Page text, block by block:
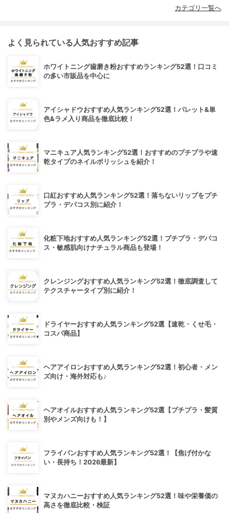
カテゴリ一覧へ
よく見られている人気おすすめ記事
ホワイトニング歯磨き粉おすすめランキング52選！口コミ
の多い市販品を中心に
アイシャドウおすすめ人気ランキング52選！パレット&単
色&ラメ入り商品を徹底比較！
マニキュア人気ランキング52選！おすすめのプチプラや速
乾タイプのネイルポリッシュを紹介！
口紅おすすめ人気ランキング52選！落ちないリップをプチ
プラ・デパコス別に紹介！
化粧下地おすすめ人気ランキング52選！プチプラ・デパコ
ス・敏感肌向けナチュラル商品も登場！
クレンジングおすすめ人気ランキング52選！徹底調査して
テクスチャータイプ別に紹介！
ドライヤーおすすめ人気ランキング52選【速乾・くせ毛・
コスパ商品】
ヘアアイロンおすすめ人気ランキング52選！初心者・メン
ズ向け・海外対応も♪
ヘアオイルおすすめ人気ランキング52選【プチプラ・髪質
別やメンズ向けも！】
フライパンおすすめ人気ランキング52選！【焦げ付かな
い・長持ち！2026最新】
マヌカハニーおすすめ人気ランキング52選！味や栄養価の
高さを徹底比較・検証